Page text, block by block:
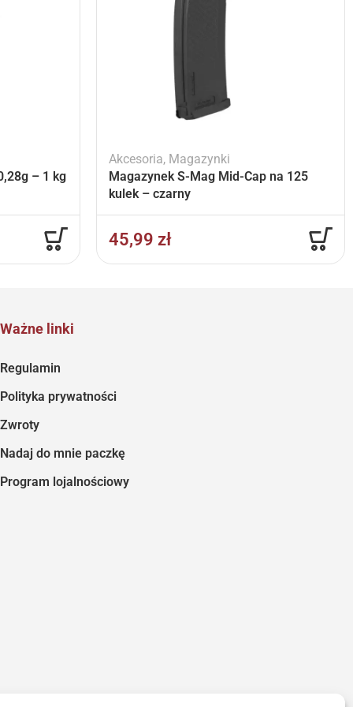
– 1 kg
Akcesoria, Magazynki
Magazynek S-Mag Mid-Cap na 125
kulek – czarny
45,99 zł
Ważne linki
Regulamin
Polityka prywatności
Zwroty
Nadaj do mnie paczkę
Program lojalnościowy